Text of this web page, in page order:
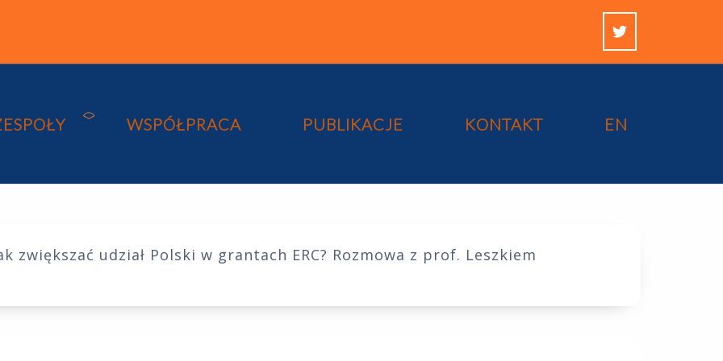
WSPÓŁPRACA PUBLIKACJE KONTAKT EN
zwiększać udział Polski w grantach ERC? Rozmowa z prof. Leszkiem